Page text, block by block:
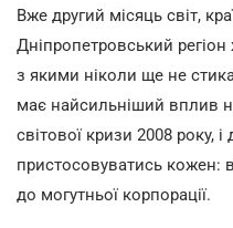
Вже другий місяць світ,
Дніпропетровський
з якими ніколи ще не
має найсильніший вплив
світової кризи 2008 року,
пристосовуватись кожен:
до могутньої корпорації.